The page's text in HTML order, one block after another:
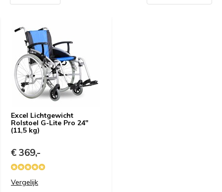
Excel Lichtgewicht
Rolstoel G-Lite Pro 24"
(11,5 kg)
€ 369,-
Vergelijk